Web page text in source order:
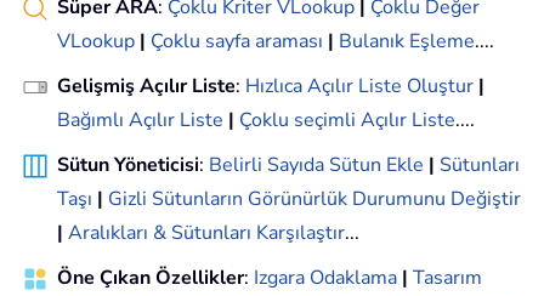
Süper ARA: Çoklu Kriter VLookup
Çoklu Değer
VLookup | Çoklu sayfa araması | Bulanık Eşleme....
Gelişmiş Açılır Liste: Hızlıca Açılır Liste Oluştur |
Bağımlı Açılır Liste | Çoklu seçimli Açılır Liste....
Sütun Yöneticisi: Belirli Sayıda Sütun Ekle | Sütunları
Taşı | Gizli Sütunların Görünürlük Durumunu Değiştir
| Aralıkları & Sütunları Karşılaştır...
Öne Çıkan Özellikler: Izgara Odaklama | Tasarım